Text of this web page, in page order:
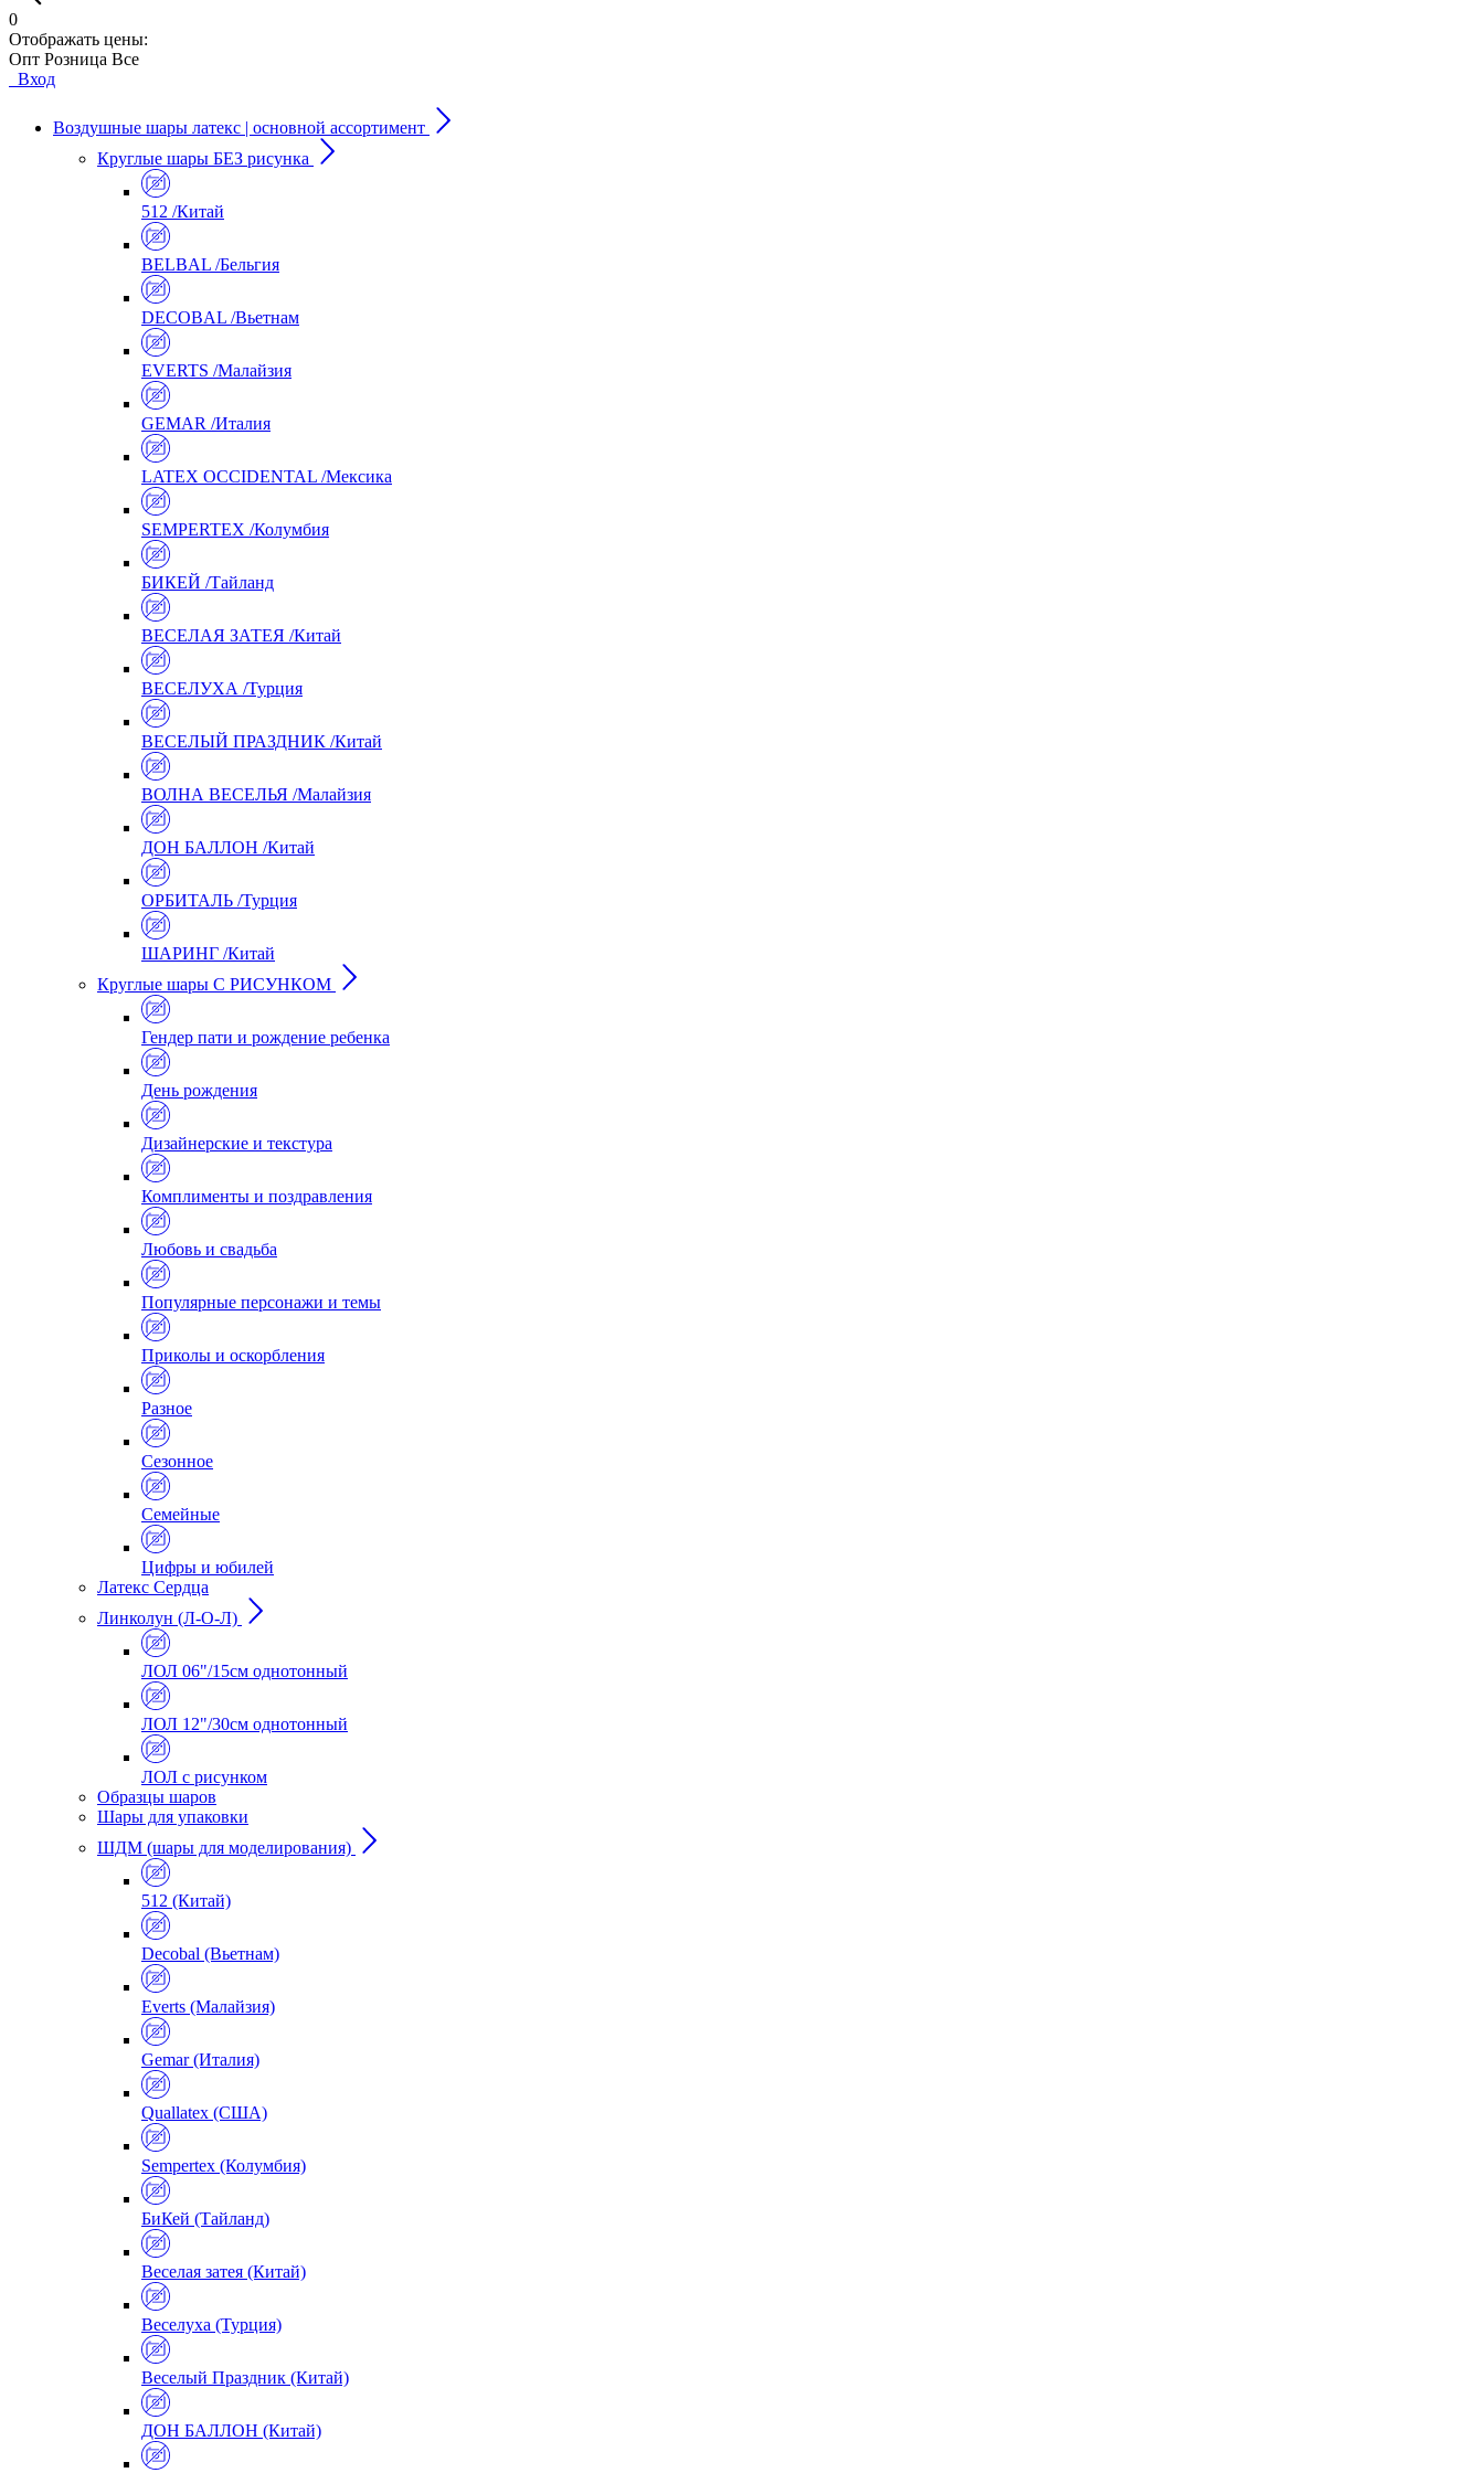
0
Отображать цены:
Опт Розница Все
Вход
Воздушные шары латекс | основной ассортимент
Круглые шары БЕЗ рисунка
512 /Китай
BELBAL /Бельгия
DECOBAL /Вьетнам
EVERTS /Малайзия
GEMAR /Италия
LATEX OCCIDENTAL /Мексика
SEMPERTEX /Колумбия
БИКЕЙ /Тайланд
ВЕСЕЛАЯ ЗАТЕЯ /Китай
ВЕСЕЛУХА /Турция
ВЕСЕЛЫЙ ПРАЗДНИК /Китай
ВОЛНА ВЕСЕЛЬЯ /Малайзия
ДОН БАЛЛОН /Китай
ОРБИТАЛЬ /Турция
ШАРИНГ /Китай
Круглые шары С РИСУНКОМ
Гендер пати и рождение ребенка
День рождения
Дизайнерские и текстура
Комплименты и поздравления
Любовь и свадьба
Популярные персонажи и темы
Приколы и оскорбления
Разное
Сезонное
Семейные
Цифры и юбилей
Латекс Сердца
Линколун (Л-О-Л)
ЛОЛ 06"/15см однотонный
ЛОЛ 12"/30см однотонный
ЛОЛ с рисунком
Образцы шаров
Шары для упаковки
ШДМ (шары для моделирования)
512 (Китай)
Decobal (Вьетнам)
Everts (Малайзия)
Gemar (Италия)
Quallatex (США)
Sempertex (Колумбия)
БиКей (Тайланд)
Веселая затея (Китай)
Веселуха (Турция)
Веселый Праздник (Китай)
ДОН БАЛЛОН (Китай)